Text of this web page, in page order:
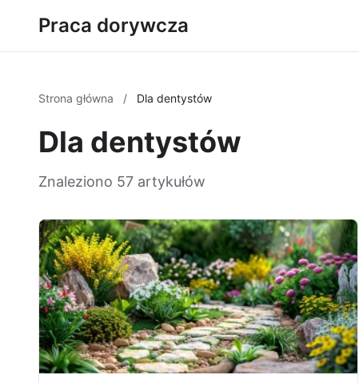
Praca dorywcza
Strona główna / Dla dentystów
Dla dentystów
Znaleziono 57 artykułów